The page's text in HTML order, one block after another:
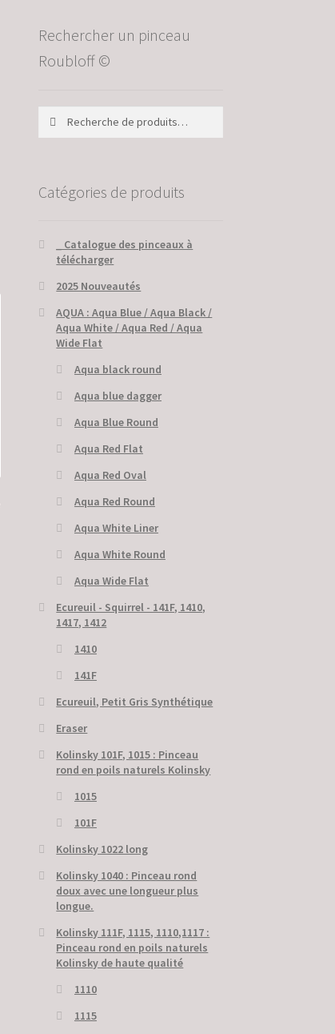
Rechercher un pinceau
Roubloff ©
Catégories de produits
_ Catalogue des pinceaux à
télécharger
2025 Nouveautés
AQUA : Aqua Blue / Aqua Black /
Aqua White / Aqua Red / Aqua
Wide Flat
Aqua black round
Aqua blue dagger
Aqua Blue Round
Aqua Red Flat
Aqua Red Oval
Aqua Red Round
Aqua White Liner
Aqua White Round
Aqua Wide Flat
Ecureuil - Squirrel - 141F, 1410,
1417, 1412
1410
141F
Ecureuil, Petit Gris Synthétique
Eraser
Kolinsky 101F, 1015 : Pinceau
rond en poils naturels Kolinsky
1015
101F
Kolinsky 1022 long
Kolinsky 1040 : Pinceau rond
doux avec une longueur plus
longue.
Kolinsky 111F, 1115, 1110,1117 :
Pinceau rond en poils naturels
Kolinsky de haute qualité
1110
1115